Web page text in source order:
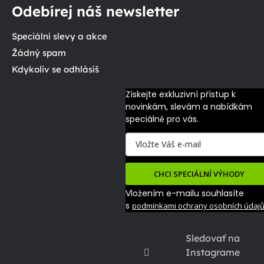
Sledovať na
Instagrame
Odebírej náš newsletter
Speciální slevy a akce
Žádný spam
Kdykoliv se odhlásíš
Získejte exkluzivní přístup k
novinkám, slevám a nabídkám
speciálně pro vás.
CHCI SPECIÁLNÍ VÝHODY
Vložením e-mailu souhlasíte
s podmínkami ochrany osobních údajů